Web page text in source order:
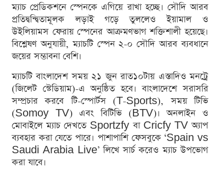
ম্যাচ প্রেডিকশনে স্পেনকে এগিয়ে রাখা হচ্ছে। সৌদি আরব
প্রতিদ্বন্দ্বিতামূলক লড়াই গড়ে তুললেও ইয়ামাল ও
উইলিয়ামস ফেরায় স্পেনের আক্রমণভাগ শক্তিশালী হয়েছে।
বিশ্লেষণ অনুযায়ী, ম্যাচটি স্পেন ২-০ সৌদি আরব ব্যবধানে
জয়ের সম্ভাবনা বেশি।
ম্যাচটি বাংলাদেশ সময় ২১ জুন রাত১০টায় এস্তাদিও মনট্রে
(জিলেট স্টেডিয়াম)-এ অনুষ্ঠিত হবে। বাংলাদেশে সরাসরি
সম্প্রচার করবে টি-স্পোর্টস (T-Sports), সময় টিভি
(Somoy TV) এবং বিটিভি (BTV)। অনলাইন ও
মোবাইলে ম্যাচ দেখতে Sportzfy বা Cricfy TV অ্যাপ
ব্যবহার করা যেতে পারে। পাশাপাশি ফেসবুকে ‘Spain vs
Saudi Arabia Live’ লিখে সার্চ করেও ম্যাচ উপভোগ
করা যাবে।